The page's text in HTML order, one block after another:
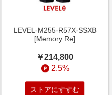
LEVEL-M255-R57X-SSXB
[Memory Re]
￥214,800
2.5%
ストアにすすむ